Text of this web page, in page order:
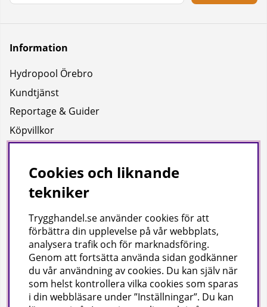
Information
Hydropool Örebro
Kundtjänst
Reportage & Guider
Köpvillkor
Uppgifter för leverans
Om oss
Företagsinformation / hitta till oss
Gilla oss på facebook!
Ta del av inspiration, tävlingar och mycket mer
Cookies och liknande
tekniker
Trygghandel.se använder cookies för att
förbättra din upplevelse på vår webbplats,
analysera trafik och för marknadsföring.
Genom att fortsätta använda sidan godkänner
du vår användning av cookies. Du kan själv när
som helst kontrollera vilka cookies som sparas
i din webbläsare under ”Inställningar”. Du kan